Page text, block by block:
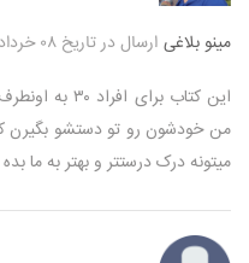
مینو بلاغی ارسال در تاریخ ۰۸ خرداد ماه ۱۳۹۸
این کتاب
من خودشون رو تو دستشو بگیرن
میتونه درک درستتر و بهتر به ما